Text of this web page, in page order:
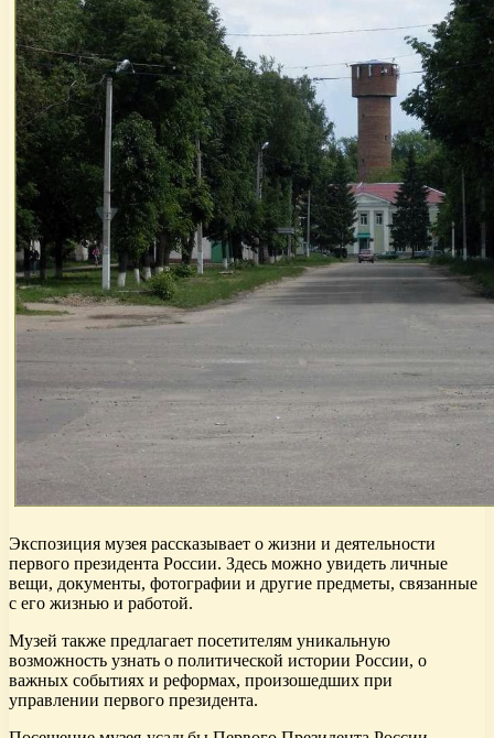
Экспозиция музея рассказывает о жизни и деятельности
первого президента России. Здесь можно увидеть личные
вещи, документы, фотографии и другие предметы, связанные
с его жизнью и работой.
Музей также предлагает посетителям уникальную
возможность узнать о политической истории России, о
важных событиях и реформах, произошедших при
управлении первого президента.